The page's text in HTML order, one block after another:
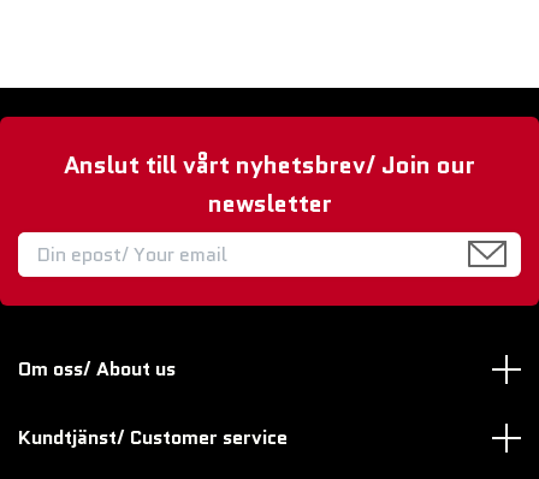
Anslut till vårt nyhetsbrev/ Join our
newsletter
Om oss/ About us
Kundtjänst/ Customer service